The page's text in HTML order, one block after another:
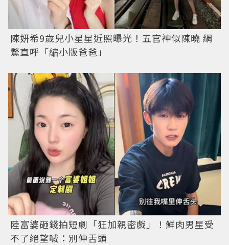
陳妍希9歲兒小星星近照曝光！五官神似陳曉 網
驚直呼「縮小版爸爸」
陸富婆砸錢拍短劇「狂加親密戲」！鮮肉男星受
不了絕望喊：別伸舌頭